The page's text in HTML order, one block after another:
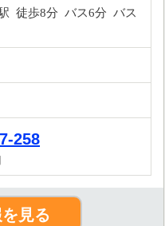
徒歩8分 バス6分 バス
258
見る